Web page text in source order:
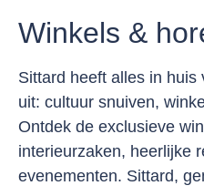
Winkels &
Sittard heeft alles in
uit: cultuur snuiven,
Ontdek de exclusieve
interieurzaken, heerlijke
evenementen. Sittard,